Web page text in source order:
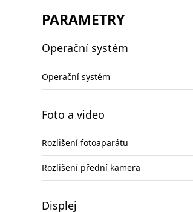
PARAMETRY
Operační systém
Operační systém
Foto a video
Rozlišení fotoaparátu
Rozlišení přední kamera
Displej